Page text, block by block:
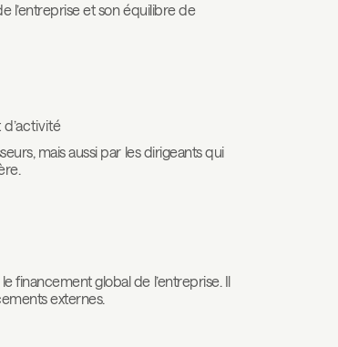
l’entreprise et son équilibre de
mais aussi par les dirigeants qui
financement global de l’entreprise. Il
externes.